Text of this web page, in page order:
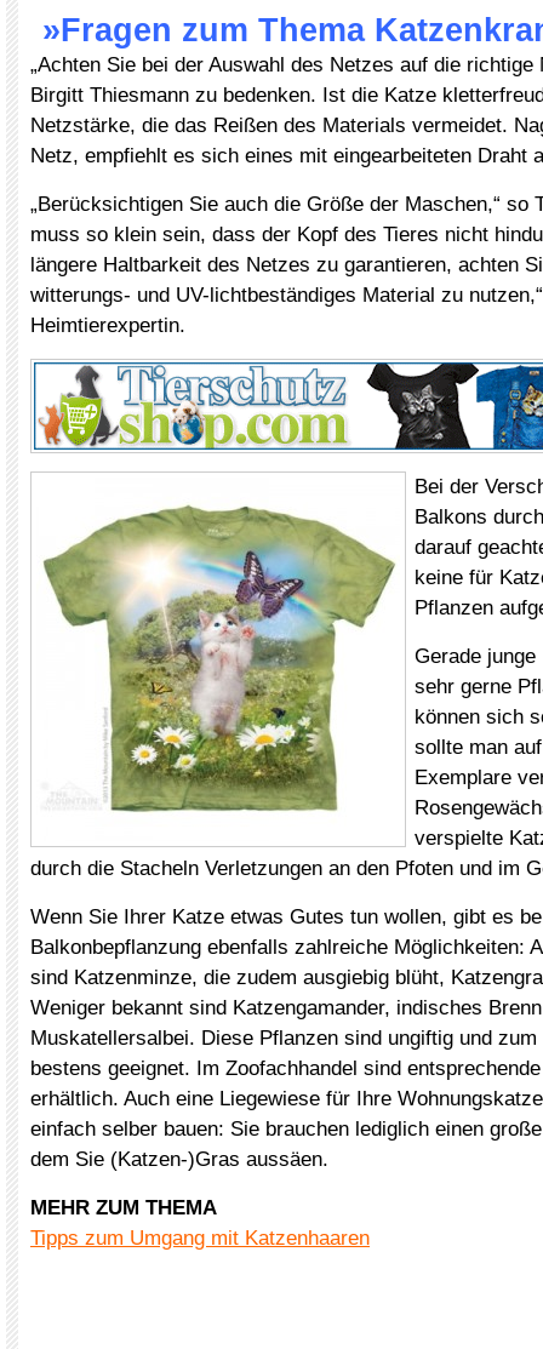
»Fragen zum Thema
„Achten Sie bei der Auswahl des Netzes auf die richtige
Birgitt Thiesmann zu bedenken. Ist die Katze
Netzstärke, die das Reißen des Materials vermeidet.
Netz, empfiehlt es sich eines mit eingearbeiteten Draht
„Berücksichtigen Sie auch die Größe der Maschen,“ so
muss so klein sein, dass der Kopf des Tieres nicht
längere Haltbarkeit des Netzes zu garantieren, achten
witterungs- und UV-lichtbeständiges Material zu
Heimtierexpertin.
Bei der
Balkons
darauf
keine für
Pflanzen
Gerade
sehr gerne
können sich
sollte man
Exemplare
verspielte
durch die Stacheln Verletzungen an den Pfoten und im
Wenn Sie Ihrer Katze etwas Gutes tun wollen, gibt es
Balkonbepflanzung ebenfalls zahlreiche Möglichkeiten:
sind Katzenminze, die zudem ausgiebig blüht,
Weniger bekannt sind Katzengamander, indisches
Muskatellersalbei. Diese Pflanzen sind ungiftig und zum
bestens geeignet. Im Zoofachhandel sind
erhältlich. Auch eine Liegewiese für Ihre
einfach selber bauen: Sie brauchen lediglich einen
dem Sie (Katzen-)Gras aussäen.
MEHR ZUM THEMA
Tipps zum Umgang mit Katzenhaaren